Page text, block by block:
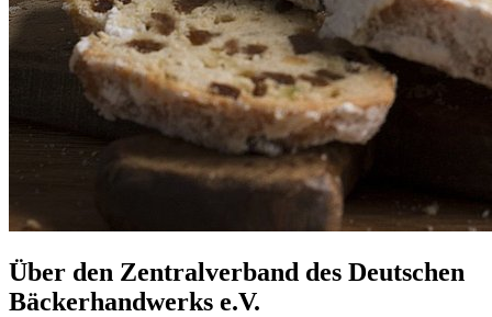
Über den Zentralverband des Deutschen
Bäckerhandwerks e.V.